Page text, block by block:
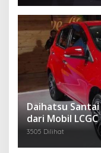
Daihatsu Santai
dari Mobil LCGC
3505 Dilihat